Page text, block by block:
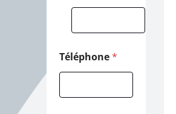
P
s
Téléphone*